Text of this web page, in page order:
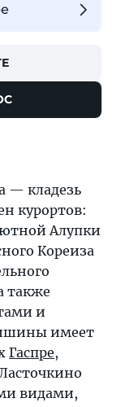
— кладезь
курортов:
Алупки
Кореиза
также
и
имеет
Гаспре,
видами,